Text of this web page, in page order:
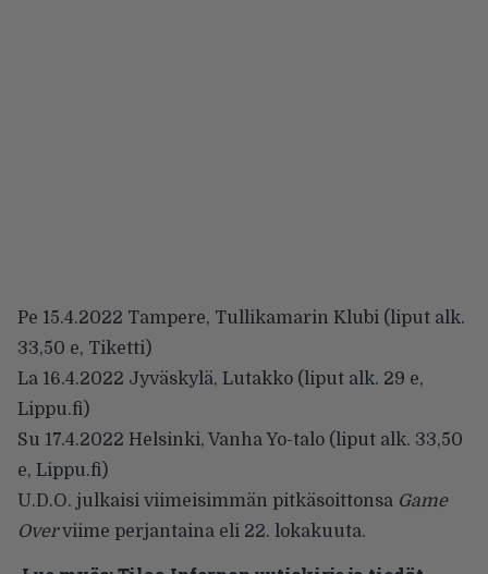
Pe 15.4.2022 Tampere, Tullikamarin Klubi (liput alk.
33,50 e, Tiketti)
La 16.4.2022 Jyväskylä, Lutakko (liput alk. 29 e,
Lippu.fi)
Su 17.4.2022 Helsinki, Vanha Yo-talo (liput alk. 33,50
e, Lippu.fi)
U.D.O. julkaisi viimeisimmän pitkäsoittonsa Game
Overviime perjantaina eli 22. lokakuuta.